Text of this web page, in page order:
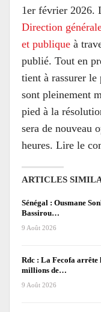
1er février 2026.
Direction
et publique à
publié. Tout en
tient à rassurer le
sont pleinement
pied à la
sera de nouveau
heures. Lire le
ARTICLES
Sénégal : Ousmane
Bassirou…
9 Août 2026
Rdc : La Fecofa
millions de…
9 Août 2026